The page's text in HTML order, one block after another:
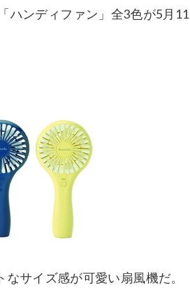
ハンディファン」全3色が5月11
サイズ感が可愛い扇風機だ。